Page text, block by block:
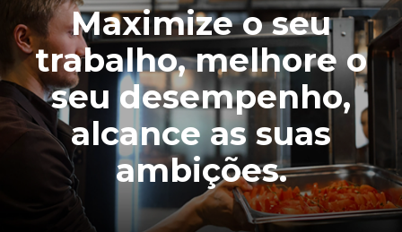
Maximize o seu
trabalho, melhore o
seu desempenho,
alcance as suas
ambições.